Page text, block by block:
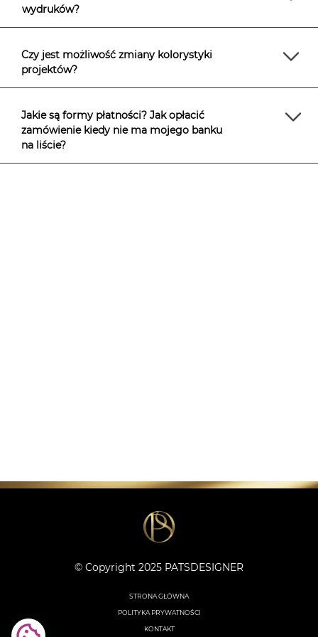
wydruków?
Czy jest możliwość zmiany kolorystyki
projektów?
Jakie są formy płatności? Jak opłacić
zamówienie kiedy nie ma mojego banku
na liście?
© Copyright 2025 PATSDESIGNER
STRONA GŁÓWNA
POLITYKA PRYWATNOŚCI
KONTAKT